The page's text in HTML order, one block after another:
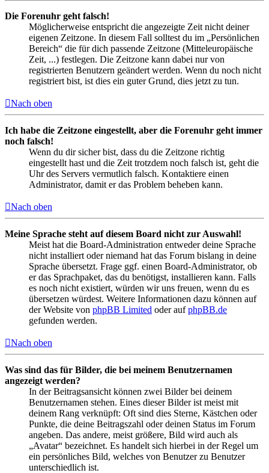
Die Forenuhr geht falsch!
Möglicherweise entspricht die angezeigte Zeit nicht deiner
eigenen Zeitzone. In diesem Fall solltest du im „Persönlichen
Bereich“ die für dich passende Zeitzone (Mitteleuropäische
Zeit, ...) festlegen. Die Zeitzone kann dabei nur von
registrierten Benutzern geändert werden. Wenn du noch nicht
registriert bist, ist dies ein guter Grund, dies jetzt zu tun.
Nach oben
Ich habe die Zeitzone eingestellt, aber die Forenuhr geht immer
noch falsch!
Wenn du dir sicher bist, dass du die Zeitzone richtig
eingestellt hast und die Zeit trotzdem noch falsch ist, geht die
Uhr des Servers vermutlich falsch. Kontaktiere einen
Administrator, damit er das Problem beheben kann.
Nach oben
Meine Sprache steht auf diesem Board nicht zur Auswahl!
Meist hat die Board-Administration entweder deine Sprache
nicht installiert oder niemand hat das Forum bislang in deine
Sprache übersetzt. Frage ggf. einen Board-Administrator, ob
er das Sprachpaket, das du benötigst, installieren kann. Falls
es noch nicht existiert, würden wir uns freuen, wenn du es
übersetzen würdest. Weitere Informationen dazu können auf
der Website von phpBB Limited oder aufphpBB.de
gefunden werden.
Nach oben
Was sind das für Bilder, die bei meinem Benutzernamen
angezeigt werden?
In der Beitragsansicht können zwei Bilder bei deinem
Benutzernamen stehen. Eines dieser Bilder ist meist mit
deinem Rang verknüpft: Oft sind dies Sterne, Kästchen oder
Punkte, die deine Beitragszahl oder deinen Status im Forum
angeben. Das andere, meist größere, Bild wird auch als
„Avatar“ bezeichnet. Es handelt sich hierbei in der Regel um
ein persönliches Bild, welches von Benutzer zu Benutzer
unterschiedlich ist.